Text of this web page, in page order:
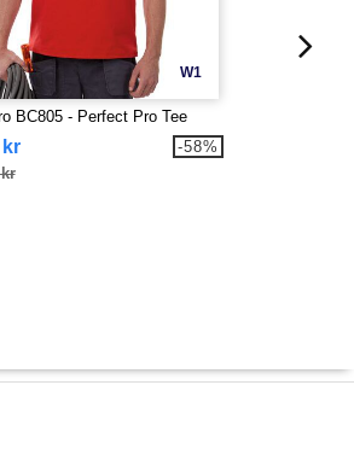
W1
BC805 - Perfect Pro Tee
kr -58%